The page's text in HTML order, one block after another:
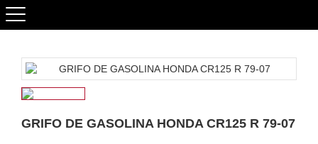
GRIFO DE GASOLINA HONDA CR125 R 79-07